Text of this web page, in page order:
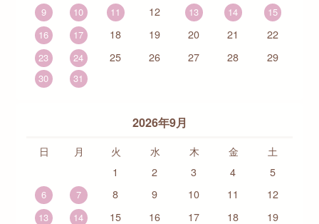
9 10 11 12 13 14
15
16
17 18 19 20 21 22
23 24 25 26 27 28 29
30 31
2026年9月
日 月 火 水 木 金
土
1
2 3 4 5
6 7 8 9 10 11 12
13 14 15 16 17 18 19